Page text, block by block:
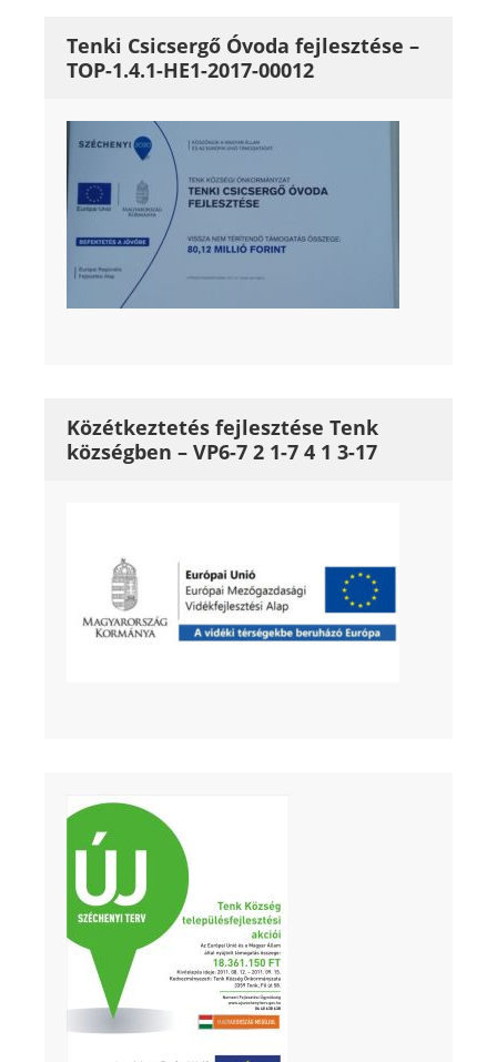
Tenki Csicsergő Óvoda fejlesztése –
TOP-1.4.1-HE1-2017-00012
Közétkeztetés fejlesztése Tenk
községben – VP6-7 2 1-7 4 1 3-17